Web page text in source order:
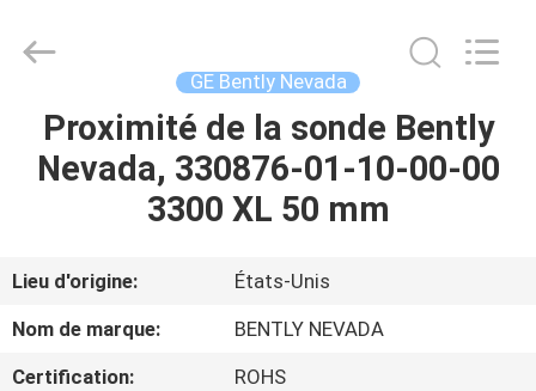
LA
PRODUITS
À
INDUSTRY
Reserved.
GE Bently Nevada
Proximité de la sonde Bently
Nevada, 330876-01-10-00-00
3300 XL 50 mm
Lieu d'origine:
États-Unis
Nom de marque:
BENTLY NEVADA
Certification:
ROHS